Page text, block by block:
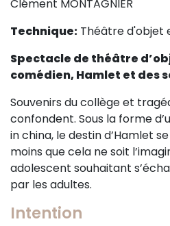
Sur le terrain
Sur l’étagère
Clément MONTAGNIER
Technique: Théâtre d'objet
Spectacle de théâtre
comédien, Hamlet et des
Souvenirs du collège et
confondent. Sous la forme
in china, le destin d’Hamlet
moins que cela ne soit
adolescent souhaitant
par les adultes.
Intention